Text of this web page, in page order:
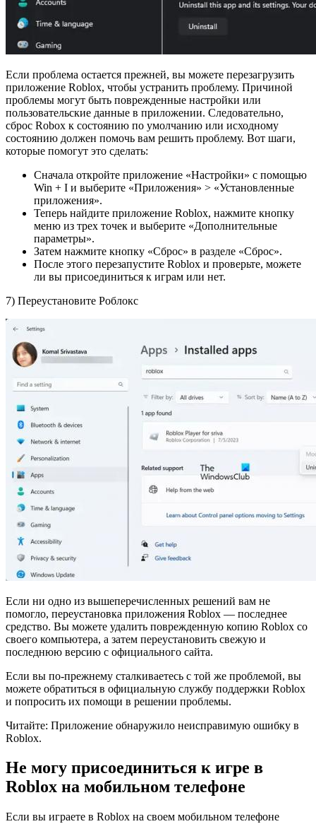
Если проблема остается прежней, вы можете перезагрузить
приложение Roblox, чтобы устранить проблему. Причиной
проблемы могут быть поврежденные настройки или
пользовательские данные в приложении. Следовательно,
сброс Robox к состоянию по умолчанию или исходному
состоянию должен помочь вам решить проблему. Вот шаги,
которые помогут это сделать:
Сначала откройте приложение «Настройки» с помощью
Win + I и выберите «Приложения» > «Установленные
приложения».
Теперь найдите приложение Roblox, нажмите кнопку
меню из трех точек и выберите «Дополнительные
параметры».
Затем нажмите кнопку «Сброс» в разделе «Сброс».
После этого перезапустите Roblox и проверьте, можете
ли вы присоединиться к играм или нет.
7) Переустановите Роблокс
Если ни одно из вышеперечисленных решений вам не
помогло, переустановка приложения Roblox — последнее
средство. Вы можете удалить поврежденную копию Roblox со
своего компьютера, а затем переустановить свежую и
последнюю версию с официального сайта.
Если вы по-прежнему сталкиваетесь с той же проблемой, вы
можете обратиться в официальную службу поддержки Roblox
и попросить их помощи в решении проблемы.
Читайте: Приложение обнаружило неисправимую ошибку в
Roblox.
Не могу присоединиться к игре в
Roblox на мобильном телефоне
Если вы играете в Roblox на своем мобильном телефоне